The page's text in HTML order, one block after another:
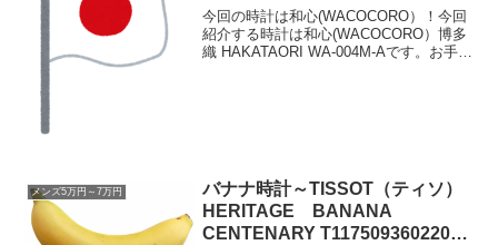
今回の時計は和心(WACOCORO）！今回
紹介する時計は和心(WACOCORO）博多
織 HAKATAORI WA-004M-Aです。お手軽
メンズ5万円～7万円
バナナ時計～TISSOT（ティソ）
HERITAGE BANANA
CENTENARY T1175093602200